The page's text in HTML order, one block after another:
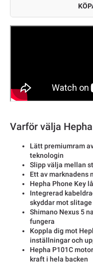
Varför välja
Lätt premiumram
teknologin
Slipp välja mellan
Ett av marknadens
Hepha Phone Key
Integrerad
skyddar mot slitage
Shimano Nexus 5
fungera
Koppla dig mot
inställningar och
Hepha P101C
kraft i hela backen